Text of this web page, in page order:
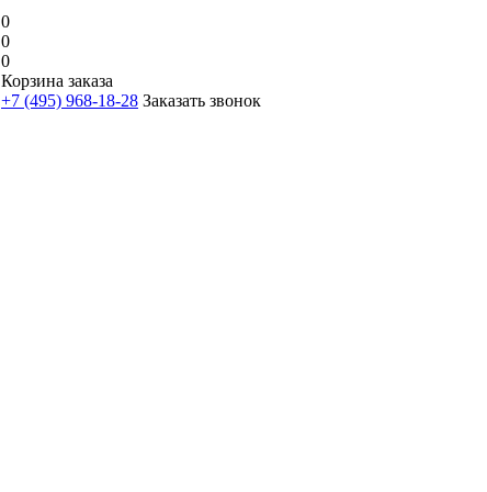
0
0
0
Корзина заказа
+7 (495) 968-18-28 Заказать звонок